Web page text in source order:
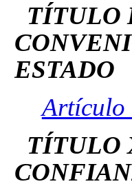
TÍTULO
ESTADO
Artículo
TÍTULO